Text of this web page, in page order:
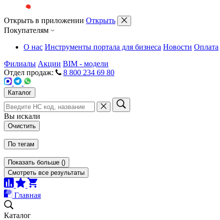
Открыть в приложении Открыть
Покупателям
О нас Инструменты портала для бизнеса Новости Оплата
Филиалы Акции BIM - модели
Отдел продаж:
8 800 234 69 80
Каталог
Вы искали
Очистить
По тегам
Показать больше ()
Смотреть все результаты
Главная
Каталог